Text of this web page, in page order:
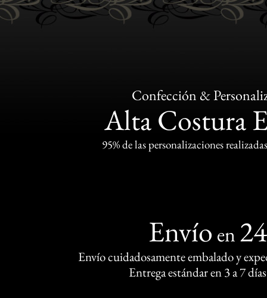
Confección &
Alta Costura
95% de las personalizaciones
Envío en
Envío cuidadosamente embalado y
Entrega estándar en 3 a 7